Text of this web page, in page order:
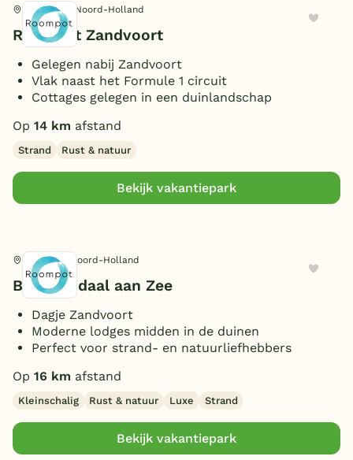
Zandvoort, Noord-Holland
Roompot Zandvoort
Gelegen nabij Zandvoort
Vlak naast het Formule 1 circuit
Cottages gelegen in een duinlandschap
Op 14 km afstand
Strand Rust & natuur
Bekijk vakantiepark
Overveen, Noord-Holland
Bloemendaal aan Zee
Dagje Zandvoort
Moderne lodges midden in de duinen
Perfect voor strand- en natuurliefhebbers
Op 16 km afstand
Kleinschalig Rust & natuur Luxe Strand
Bekijk vakantiepark